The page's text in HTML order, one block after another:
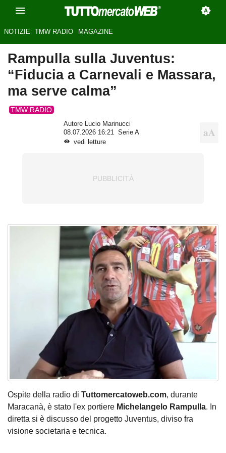
NOTIZIE TMW RADIO MAGAZINE
Rampulla sulla Juventus:
“Fiducia a Carnevali e Massara,
ma serve calma”
TMW RADIO
Autore Lucio Marinucci
08.07.2026 16:21
Serie A
vedi letture
Ospite della radio di Tuttomercatoweb.com, durante
Maracanà, è stato l'ex portiere Michelangelo Rampulla. In
diretta si è discusso del progetto Juventus, diviso fra
visione societaria e tecnica.